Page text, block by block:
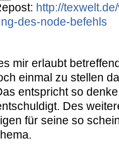
http://
des-node-befehls
mir erlaubt
einmal zu stellen
entspricht so
Des
für seine so